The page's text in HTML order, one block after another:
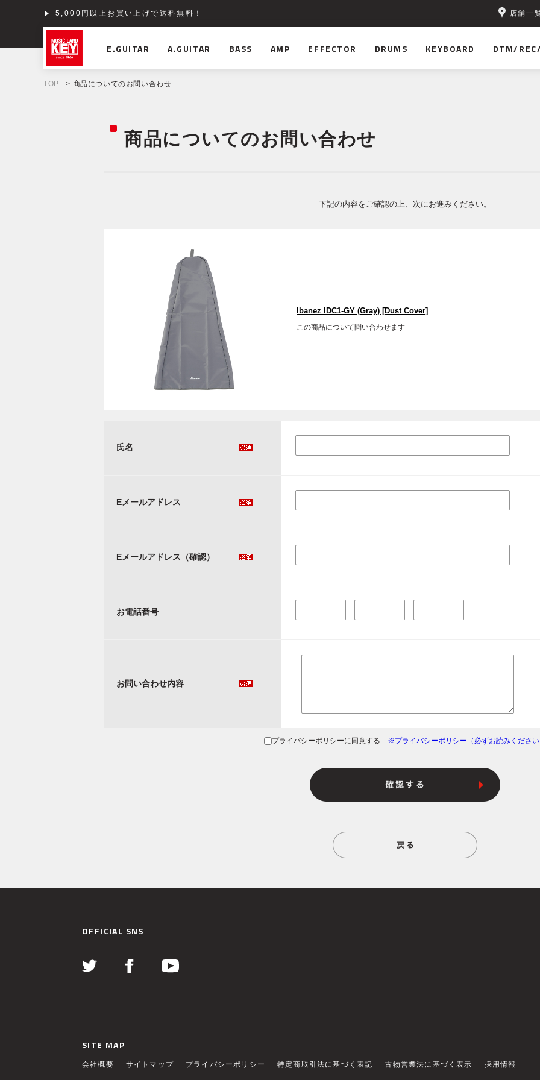
5,000円以上お買い上げで送料無料！
ショッピングクレジット分割48回払いまで金利手数料無料！ 店舗一
E.GUITAR A.GUITAR BASS AMP EFFECTOR DRUMS KEYBOARD DTM/
TOP > 商品についてのお問い合わせ
商品についてのお問い合わせ
下記の内容をご確認の上、次にお進みください。
Ibanez IDC1-GY (Gray) [Dust Cover]
この商品について問い合わせます
氏名
Eメールアドレス
Eメールアドレス（確認）
お電話番号 - -
お問い合わせ内容
プライバシーポリシーに同意する ※プライバシーポリシー（必ずお読みくださ
OFFICIAL SNS
SITE MAP
会社概要 サイトマップ プライバシーポリシー 特定商取引法に基づく表記 古物営業法に基づく表示 採用情報